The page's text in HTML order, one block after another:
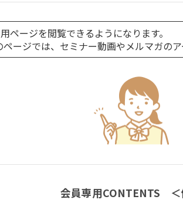
ページを閲覧できるようになります。
ージでは、セミナー動画やメルマガの
会員専用CONTENTS ＜